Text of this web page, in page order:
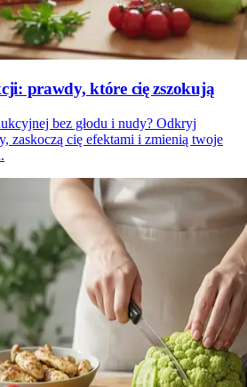
prawdy, które cię zszokują
bez głodu i nudy? Odkryj
zaskoczą cię efektami i zmienią twoje